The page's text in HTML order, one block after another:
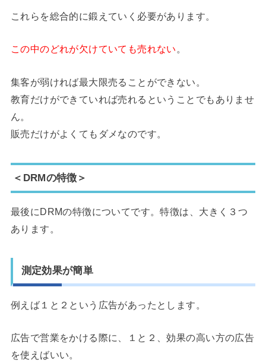
これらを総合的に鍛えていく必要があります。
この中のどれが欠けていても売れない 。
集客が弱ければ最大限売ることができない。
教育だけができていれば売れるということでもありませ
ん。
販売だけがよくてもダメなのです。
＜DRMの特徴＞
最後にDRMの特徴についてです。特徴は、大きく３つ
あります。
測定効果が簡単
例えば１と２という広告があったとします。
広告で営業をかける際に、１と２、効果の高い方の広告
を使えばいい。